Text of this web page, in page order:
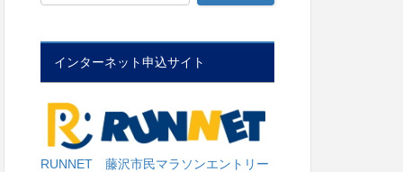
インターネット申込サイト
RUNNET 藤沢市民マラソンエントリー